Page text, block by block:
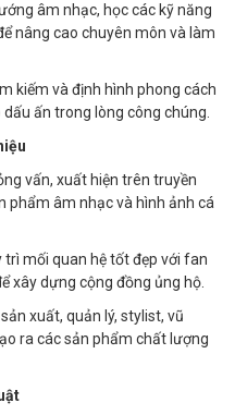
âm nhạc, học các kỹ năng
nâng cao chuyên môn và làm
kiếm và định hình phong cách
ấn trong lòng công chúng.
vấn, xuất hiện trên truyền
phẩm âm nhạc và hình ảnh cá
mối quan hệ tốt đẹp với fan
xây dựng cộng đồng ủng hộ.
xuất, quản lý, stylist, vũ
ra các sản phẩm chất lượng